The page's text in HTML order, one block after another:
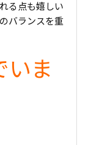
る点も嬉しい
バランスを重
いま